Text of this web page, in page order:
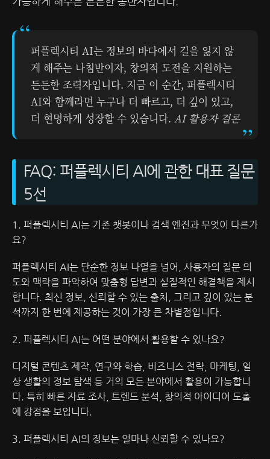
퍼플렉시티 AI는 정보의 바다에서 길을 잃지 않
게 해주는 나침반이자, 창의적 도전을 지원하는
든든한 조력자입니다. 지금 이 순간, 퍼플렉시티
AI와 함께라면 누구나 더 빠르고, 더 깊이 있고,
더 현명하게 성장할 수 있습니다. AI 활용자 결론
FAQ: 퍼플렉시티 AI에 관한 대표 질문
5선
1. 퍼플렉시티 AI는 기존 챗봇이나 검색 엔진과 무엇이 다른가
요?
퍼플렉시티 AI는 단순한 정보 나열을 넘어, 사용자의 질문 의
도와 맥락을 파악하여 맞춤형 답변과 실질적인 해결책을 제시
합니다. 최신 정보, 신뢰할 수 있는 출처, 그리고 깊이 있는 분
석까지 한 번에 제공하는 것이 가장 큰 차별점입니다.
2. 퍼플렉시티 AI는 어떤 분야에서 활용할 수 있나요?
디지털 콘텐츠 제작, 연구와 학습, 비즈니스 전략, 마케팅, 일
상 생활의 정보 탐색 등 거의 모든 분야에서 활용이 가능합니
다. 특히 빠른 자료 조사, 트렌드 분석, 창의적 아이디어 도출
에 강점을 보입니다.
3. 퍼플렉시티 AI의 정보는 얼마나 신뢰할 수 있나요?